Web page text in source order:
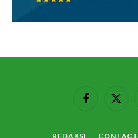
FacebookX
REDAKSI CONTACT